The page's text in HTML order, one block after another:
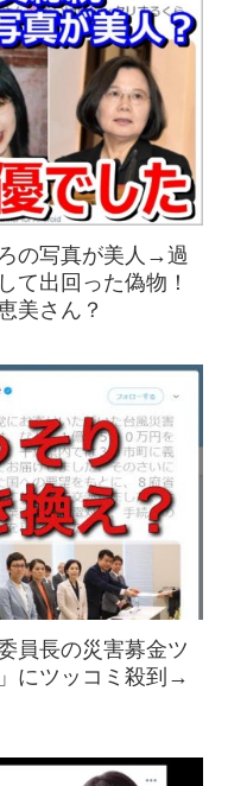
の写真が美人→過
て出回った偽物！
美さん？
員長の災害募金ツ
にツッコミ殺到→